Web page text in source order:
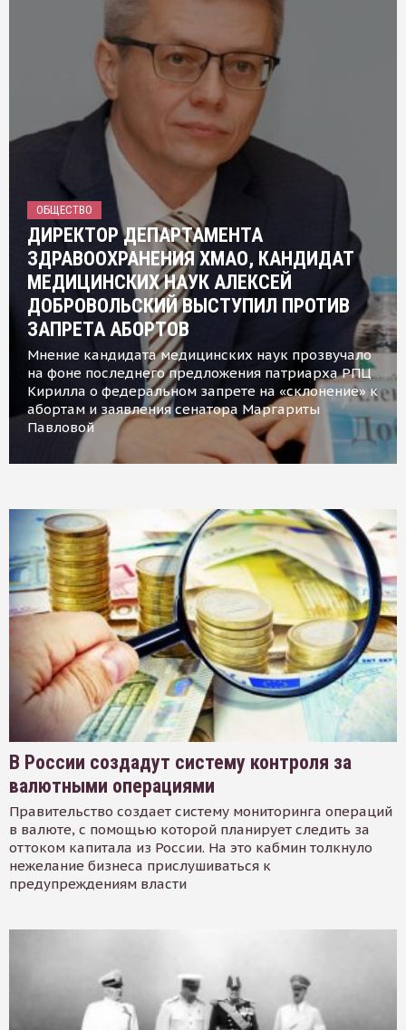
ОБЩЕСТВО
ДИРЕКТОР ДЕПАРТАМЕНТА
ЗДРАВООХРАНЕНИЯ ХМАО, КАНДИДАТ
МЕДИЦИНСКИХ НАУК АЛЕКСЕЙ
ДОБРОВОЛЬСКИЙ ВЫСТУПИЛ ПРОТИВ
ЗАПРЕТА АБОРТОВ
Мнение кандидата медицинских наук прозвучало
на фоне последнего предложения патриарха РПЦ
Кирилла о федеральном запрете на «склонение» к
абортам и заявления сенатора Маргариты
Павловой
В России создадут систему контроля за
валютными операциями
Правительство создает систему мониторинга операций
в валюте, с помощью которой планирует следить за
оттоком капитала из России. На это кабмин толкнуло
нежелание бизнеса прислушиваться к
предупреждениям власти